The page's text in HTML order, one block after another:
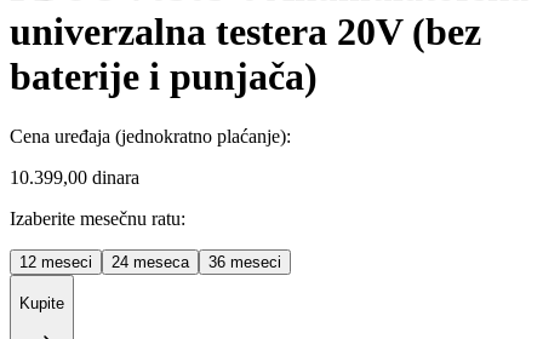
univerzalna testera 20V (bez
baterije i punjača)
Cena uređaja (jednokratno plaćanje):
10.399,00 dinara
Izaberite mesečnu ratu:
12 meseci 24 meseca 36 meseci
Kupite